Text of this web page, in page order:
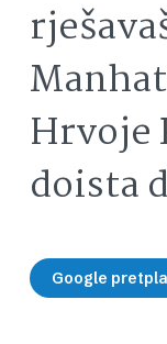
Hrvoje
doista
Google